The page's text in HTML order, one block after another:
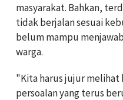
masyarakat. Bahkan,
tidak berjalan sesuai
belum mampu
warga.
"Kita harus jujur melihat
persoalan yang terus